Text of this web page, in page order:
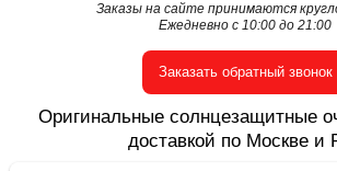
Заказы на сайте принимаются
Ежедневно с 10:00 до 21:00
Заказать обратный звонок
Оригинальные солнцезащитные
доставкой по Москве и